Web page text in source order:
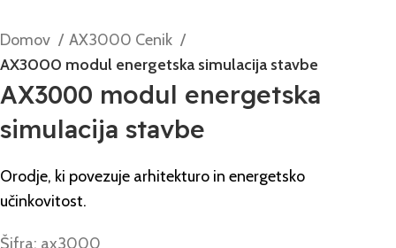
Domov
AX3000 Cenik
AX3000 modul energetska simulacija stavbe
AX3000 modul energetska
simulacija stavbe
Orodje, ki povezuje arhitekturo in energetsko
učinkovitost.
Šifra: ax3000